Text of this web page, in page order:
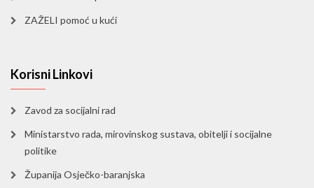
ZAŽELI pomoć u kući
Korisni Linkovi
Zavod za socijalni rad
Ministarstvo rada, mirovinskog sustava, obitelji i socijalne
politike
Županija Osječko-baranjska